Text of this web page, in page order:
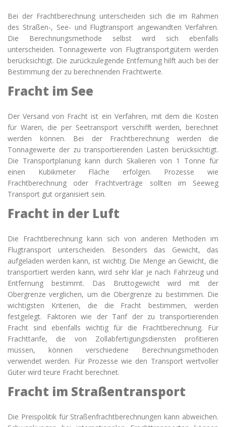
Bei der Frachtberechnung unterscheiden sich die im Rahmen
des Straßen-, See- und Flugtransport angewandten Verfahren.
Die Berechnungsmethode selbst wird sich ebenfalls
unterscheiden. Tonnagewerte von Flugtransportgütern werden
berücksichtigt. Die zurückzulegende Entfernung hilft auch bei der
Bestimmung der zu berechnenden Frachtwerte.
Fracht im See
Der Versand von Fracht ist ein Verfahren, mit dem die Kosten
für Waren, die per Seetransport verschifft werden, berechnet
werden können. Bei der Frachtberechnung werden die
Tonnagewerte der zu transportierenden Lasten berücksichtigt.
Die Transportplanung kann durch Skalieren von 1 Tonne für
einen Kubikmeter Fläche erfolgen. Prozesse wie
Frachtberechnung oder Frachtverträge sollten im Seeweg
Transport gut organisiert sein.
Fracht in der Luft
Die Frachtberechnung kann sich von anderen Methoden im
Flugtransport unterscheiden. Besonders das Gewicht, das
aufgeladen werden kann, ist wichtig. Die Menge an Gewicht, die
transportiert werden kann, wird sehr klar je nach Fahrzeug und
Entfernung bestimmt. Das Bruttogewicht wird mit der
Obergrenze verglichen, um die Obergrenze zu bestimmen. Die
wichtigsten Kriterien, die die Fracht bestimmen, werden
festgelegt. Faktoren wie der Tarif der zu transportierenden
Fracht sind ebenfalls wichtig für die Frachtberechnung. Für
Frachttarife, die von Zollabfertigungsdiensten profitieren
müssen, können verschiedene Berechnungsmethoden
verwendet werden. Für Prozesse wie den Transport wertvoller
Güter wird teure Fracht berechnet.
Fracht im Straßentransport
Die Preispolitik für Straßenfrachtberechnungen kann abweichen.